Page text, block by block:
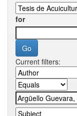
for
Current filters: